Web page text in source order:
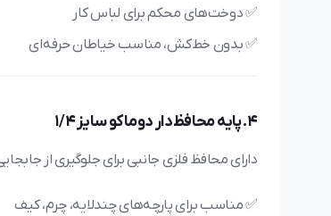
✅ دوخت‌های محکم برای لباس کار
✅ بدون خط‌کش، مناسب خیاطان حرفه‌ای
4. پایه محافظ‌دار دوماکو سایز 1/4
دارای محافظ فلزی جانبی برای جلوگیری از
✅ مناسب برای پارچه‌های چندلایه، چرم، کیف